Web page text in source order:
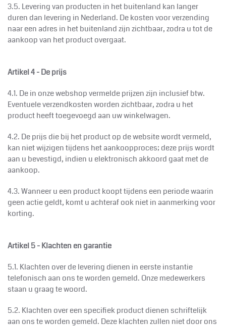
3.5. Levering van producten in het buitenland kan langer
duren dan levering in Nederland. De kosten voor verzending
naar een adres in het buitenland zijn zichtbaar, zodra u tot de
aankoop van het product overgaat.
Artikel 4 - De prijs
4.1. De in onze webshop vermelde prijzen zijn inclusief btw.
Eventuele verzendkosten worden zichtbaar, zodra u het
product heeft toegevoegd aan uw winkelwagen.
4.2. De prijs die bij het product op de website wordt vermeld,
kan niet wijzigen tijdens het aankoopproces; deze prijs wordt
aan u bevestigd, indien u elektronisch akkoord gaat met de
aankoop.
4.3. Wanneer u een product koopt tijdens een periode waarin
geen actie geldt, komt u achteraf ook niet in aanmerking voor
korting.
Artikel 5 - Klachten en garantie
5.1. Klachten over de levering dienen in eerste instantie
telefonisch aan ons te worden gemeld. Onze medewerkers
staan u graag te woord.
5.2. Klachten over een specifiek product dienen schriftelijk
aan ons te worden gemeld. Deze klachten zullen niet door ons